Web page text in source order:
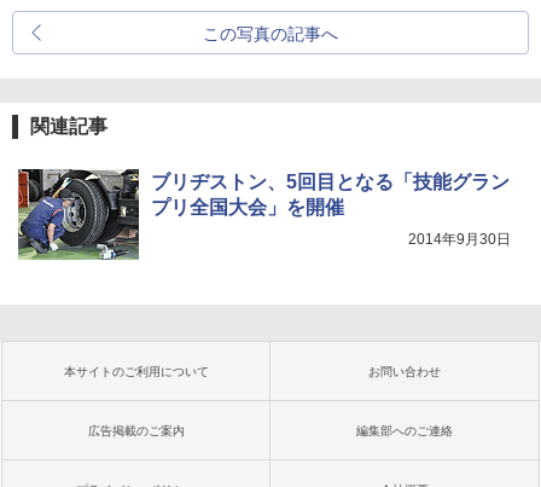
この写真の記事へ
関連記事
ブリヂストン、5回目となる「技能グラン
プリ全国大会」を開催
2014年9月30日
本サイトのご利用について お問い合わせ
広告掲載のご案内 編集部へのご連絡